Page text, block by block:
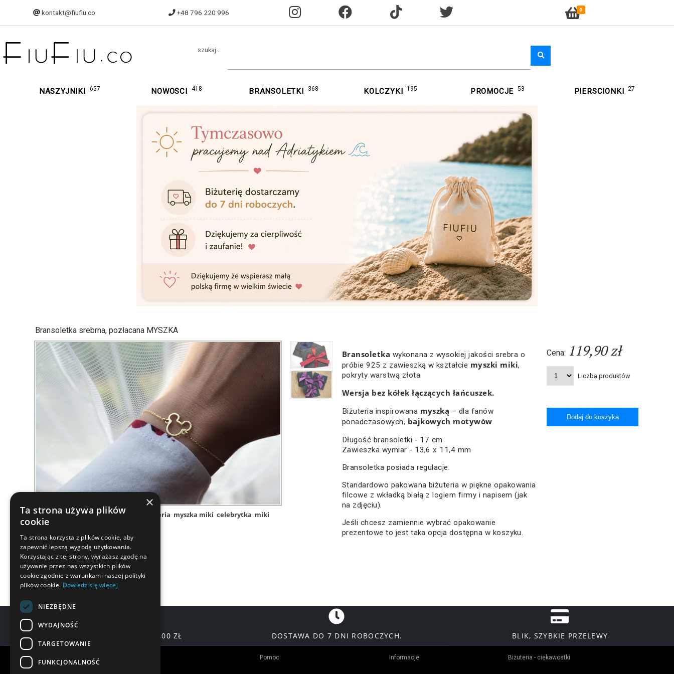
kontakt@fiufiu.co +48 796 220 996 0
szukaj...
NASZYJNIKI 657 NOWOSCI 418 BRANSOLETKI 368 KOLCZYKI 195 PROMOCJE 53 PIERSCIONKI 27
Bransoletka srebrna, pozłacana MYSZKA
srebro bransoletka srebrna biżuteria myszka miki celebrytka miki
Bransoletka wykonana z wysokiej jakości srebra o
próbie 925 z zawieszką w kształcie myszki miki,
pokryty warstwą złota.
Wersja bez kółek łączących łańcuszek.
Biżuteria inspirowana myszką – dla fanów
ponadczasowych, bajkowych motywów
Długość bransoletki - 17 cm
Zawieszka wymiar - 13,6 x 11,4 mm
Bransoletka posiada regulacje.
Standardowo pakowana biżuteria w piękne opakowania
filcowe z wkładką białą z logiem firmy i napisem (jak
na zdjęciu).
Jeśli chcesz zamiennie wybrać opakowanie
prezentowe to jest taka opcja dostępna w koszyku.
Cena: 119,90 zł
Liczba produktów
DARMOWA DOSTAWA OD 200,00 ZŁ DOSTAWA DO 7 DNI ROBOCZYCH. BLIK, SZYBKIE PRZELEWY
Pomoc Informacje Biżuteria - ciekawostki
×
Ta strona używa plików
cookie
Ta strona korzysta z plików cookie, aby
zapewnić lepszą wygodę użytkowania.
Korzystając z tej strony, wyrażasz zgodę na
używanie przez nas wszystkich plików
cookie zgodnie z warunkami naszej polityki
plików cookie. Dowiedz się więcej
NIEZBĘDNE
WYDAJNOŚĆ
TARGETOWANIE
FUNKCJONALNOŚĆ